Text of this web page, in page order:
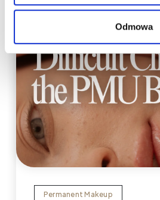
Odmowa
Permanent Makeup